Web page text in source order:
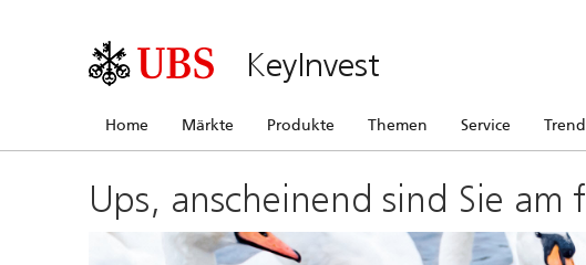
KeyInvest
Home Märkte Produkte Themen Service
Ups, anscheinend sind Sie